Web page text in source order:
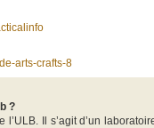
arts-crafts-8
?
l’ULB. Il s’agit d’un